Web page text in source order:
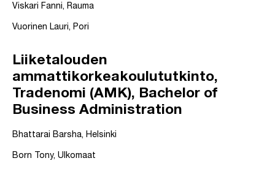
Viskari Fanni, Rauma
Vuorinen Lauri, Pori
Liiketalouden
ammattikorkeakoulututkinto,
Tradenomi (AMK), Bachelor of
Business Administration
Bhattarai Barsha, Helsinki
Born Tony, Ulkomaat